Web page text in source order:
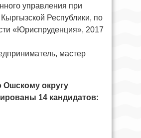
управления при
Республики, по
«Юриспруденция», 2017
мастер
Ошскому округу
14 кандидатов: